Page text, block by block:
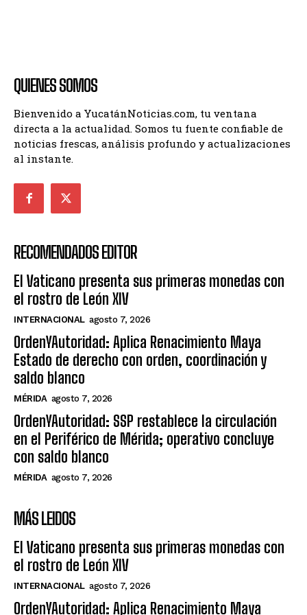
QUIENES SOMOS
Bienvenido a YucatánNoticias.com, tu ventana
directa a la actualidad. Somos tu fuente confiable de
noticias frescas, análisis profundo y actualizaciones
al instante.
RECOMENDADOS EDITOR
El Vaticano presenta sus primeras monedas con
el rostro de León XIV
INTERNACIONAL agosto 7, 2026
OrdenYAutoridad: Aplica Renacimiento Maya
Estado de derecho con orden, coordinación y
saldo blanco
MÉRIDA agosto 7, 2026
OrdenYAutoridad: SSP restablece la circulación
en el Periférico de Mérida; operativo concluye
con saldo blanco
MÉRIDA agosto 7, 2026
MÁS LEIDOS
El Vaticano presenta sus primeras monedas con
el rostro de León XIV
INTERNACIONAL agosto 7, 2026
OrdenYAutoridad: Aplica Renacimiento Maya